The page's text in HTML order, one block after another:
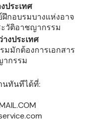
ประเทศ
กอบรมบางแห่งอาจ
ะวัติอาชญากรรม
งประเทศ
มักต้องการเอกสาร
กรรม
นทันทีได้ที่: